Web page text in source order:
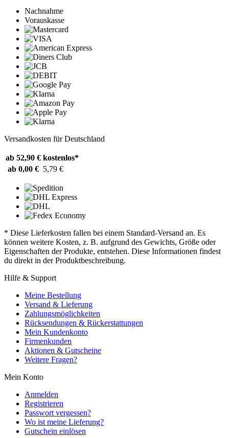
Nachnahme
Vorauskasse
Versandkosten für Deutschland
ab 52,90 € kostenlos*
ab 0,00 € 5,79 €
* Diese Lieferkosten fallen bei einem Standard-Versand an. Es
können weitere Kosten, z. B. aufgrund des Gewichts, Größe oder
Eigenschaften der Produkte, entstehen. Diese Informationen findest
du direkt in der Produktbeschreibung.
Hilfe & Support
Meine Bestellung
Versand & Lieferung
Zahlungsmöglichkeiten
Rücksendungen & Rückerstattungen
Mein Kundenkonto
Firmenkunden
Aktionen & Gutscheine
Weitere Fragen?
Mein Konto
Anmelden
Registrieren
Passwort vergessen?
Wo ist meine Lieferung?
Gutschein einlösen